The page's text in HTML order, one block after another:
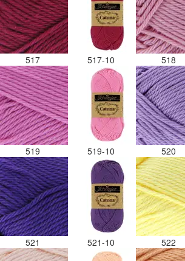
517 517-10 518
519 519-10 520
521 521-10 522